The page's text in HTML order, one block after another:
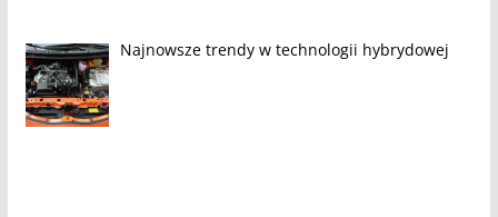
Najnowsze trendy w technologii hybrydowej